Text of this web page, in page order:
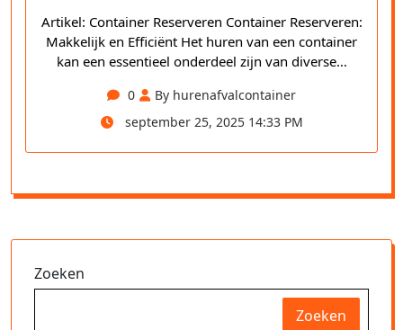
Artikel: Container Reserveren Container Reserveren:
Makkelijk en Efficiënt Het huren van een container
kan een essentieel onderdeel zijn van diverse…
0
By hurenafvalcontainer
september 25, 2025 14:33 PM
Zoeken
Zoeken